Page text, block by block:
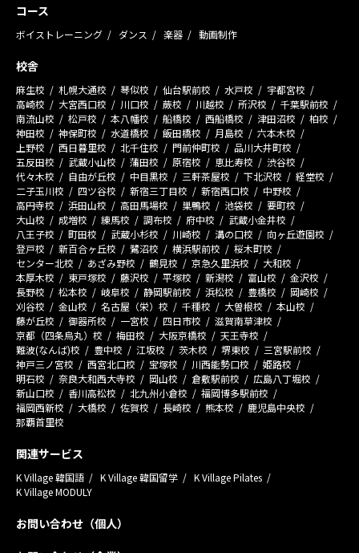
コース
ボイストレーニング ダンス 楽器 動画制作
校舎
麻生校 札幌大通校 琴似校 仙台駅前校 水戸校
宇都宮校
高崎校
大宮西口校 川口校 蕨校 川越校 所沢校
千葉駅前校
南流山校
松戸校 本八幡校 船橋校 西船橋校 津田沼校
柏校
神田校
神保町校 水道橋校 飯田橋校 月島校
六本木校
上野校
西日暮里校 北千住校 門前仲町校
品川大井町校
五反田校
武蔵小山校 蒲田校 原宿校 恵比寿校
渋谷校
代々木校
自由が丘校 中目黒校 三軒茶屋校 下北沢校
経堂校
二子玉川校
四ツ谷校 新宿三丁目校 新宿西口校
中野校
高円寺校
浜田山校 高田馬場校 巣鴨校 池袋校
要町校
大山校
成増校 練馬校 調布校 府中校
武蔵小金井校
八王子校
町田校 武蔵小杉校 川崎校 溝の口校
向ヶ丘遊園校
登戸校
新百合ヶ丘校 鷺沼校 横浜駅前校
桜木町校
センター北校
あざみ野校 鶴見校 京急久里浜校
大和校
本厚木校
東戸塚校 藤沢校 平塚校 新潟校 富山校
金沢校
長野校
松本校 岐阜校 静岡駅前校 浜松校 豊橋校
岡崎校
刈谷校
金山校 名古屋（栄）校 千種校 大曽根校
本山校
藤が丘校
御器所校 一宮校 四日市校
滋賀南草津校
京都（四条烏丸）校
梅田校 大阪京橋校
天王寺校
難波(なんば)校
豊中校 江坂校 茨木校 堺東校
三宮駅前校
神戸三ノ宮校
西宮北口校 宝塚校 川西能勢口校
姫路校
明石校
奈良大和西大寺校 岡山校 倉敷駅前校
広島八丁堀校
新山口校
香川高松校 北九州小倉校
福岡博多駅前校
福岡西新校
大橋校 佐賀校 長崎校 熊本校
鹿児島中央校
那覇首里校
関連サービス
K Village 韓国語 K Village 韓国留学
K Village Pilates
K Village MODULY
お問い合わせ（個人）